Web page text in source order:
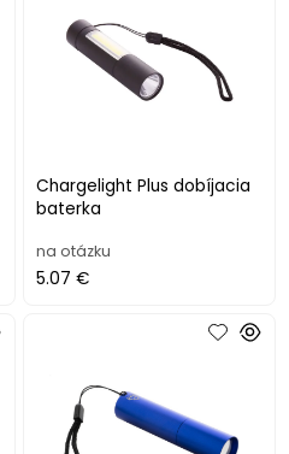
Chargelight Plus dobíjacia
baterka
na otázku
5.07 €